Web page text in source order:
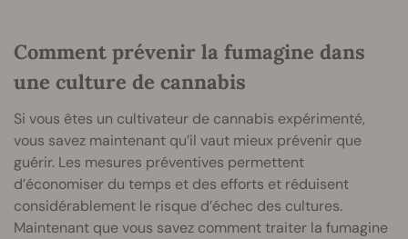
Comment prévenir la fumagine dans
une culture de cannabis
Si vous êtes un cultivateur de cannabis expérimenté,
vous savez maintenant qu’il vaut mieux prévenir que
guérir. Les mesures préventives permettent
d’économiser du temps et des efforts et réduisent
considérablement le risque d’échec des cultures.
Maintenant que vous savez comment traiter la fumagine